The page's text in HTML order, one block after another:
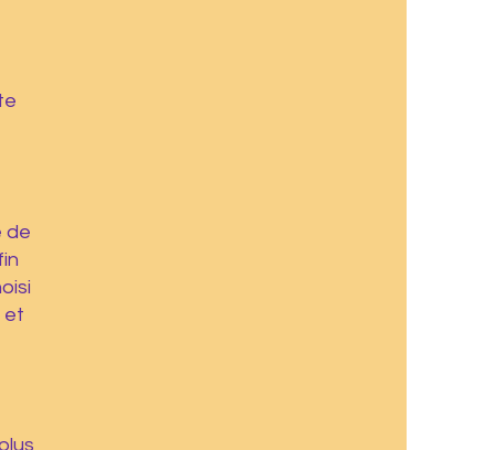
de
et